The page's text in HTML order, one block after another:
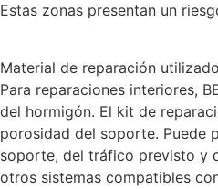
Estas zonas presentan un
Material de reparación utilizado
Para reparaciones interiores,
del hormigón. El kit de
porosidad del soporte. Puede
soporte, del tráfico previsto y
otros sistemas compatibles